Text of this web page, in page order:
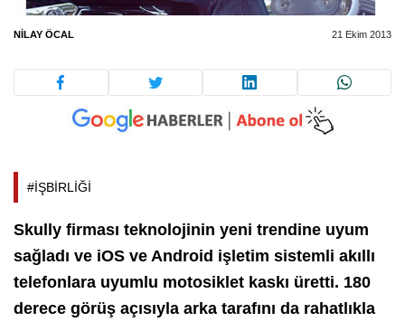
NILAY ÖCAL 21 Ekim 2013
#İŞBİRLİĞİ
Skully firması teknolojinin yeni trendine uyum
sağladı ve iOS ve Android işletim sistemli akıllı
telefonlara uyumlu motosiklet kaskı üretti. 180
derece görüş açısıyla arka tarafını da rahatlıkla